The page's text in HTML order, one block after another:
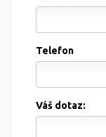
Telefon
Váš dotaz: